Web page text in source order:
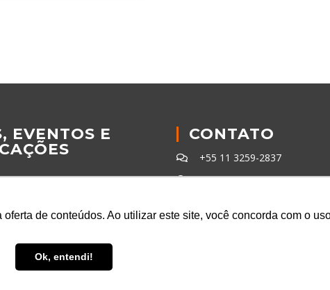
de conteúdos. Ao utilizar este site, você concorda com o
Ok, entendi!
EVENTOS E
CONTATO
+55 11 3259-2837
+55 11 98924-8322